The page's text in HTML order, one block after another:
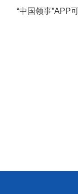
“中国领事”APP